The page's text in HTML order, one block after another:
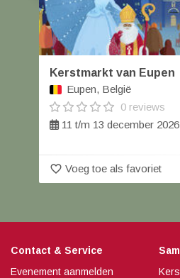
Kerstmarkt van Eupen
Eupen, België
0 reviews
11 t/m 13 december 2026
favorite_border Voeg toe als favoriet
Contact & Service
Evenement aanmelden